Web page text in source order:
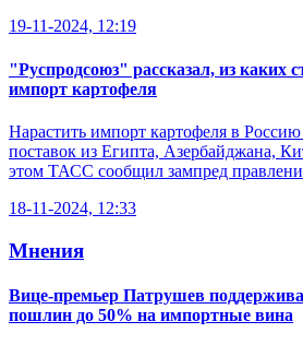
19-11-2024, 12:19
"Руспродсоюз" рассказал, из каких
импорт картофеля
Нарастить импорт картофеля в
поставок из Египта, Азербайджана,
этом ТАСС сообщил зампред
18-11-2024, 12:33
Мнения
Вице-премьер Патрушев
пошлин до 50% на импортные вина